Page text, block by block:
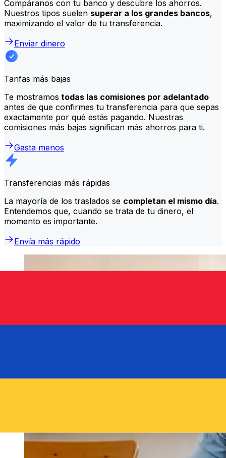
Compáranos con tu banco y descubre los ahorros.
Nuestros tipos suelen superar a los grandes bancos,
maximizando el valor de tu transferencia.
Enviar dinero
Tarifas más bajas
Te mostramos todas las comisiones por adelantado
antes de que confirmes tu transferencia para que sepas
exactamente por qué estás pagando. Nuestras
comisiones más bajas significan más ahorros para ti.
Gasta menos
Transferencias más rápidas
La mayoría de los traslados se completan el mismo día.
Entendemos que, cuando se trata de tu dinero, el
momento es importante.
Envía más rápido